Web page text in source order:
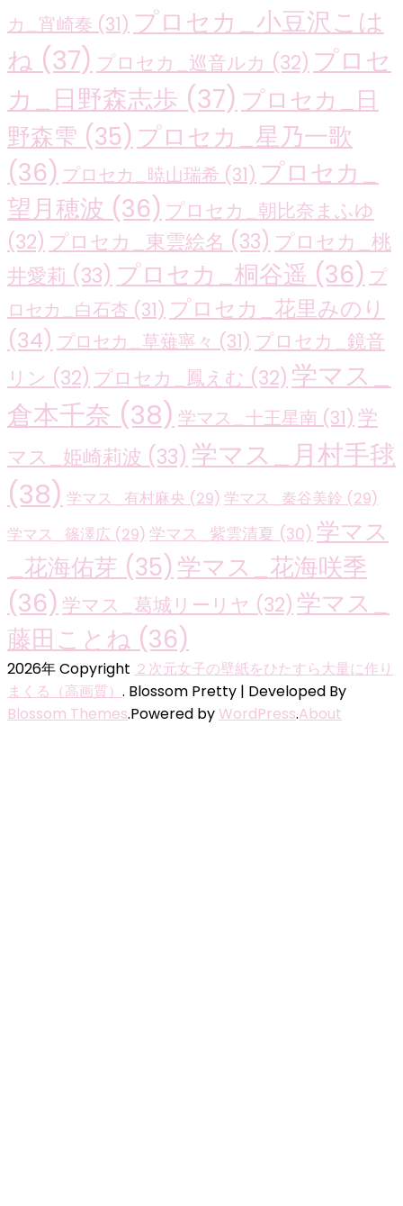
カ_宵崎奏 (31) プロセカ_小豆沢こは
ね (37) プロセカ_巡音ルカ (32) プロセ
カ_日野森志歩 (37) プロセカ_日
野森雫 (35) プロセカ_星乃一歌
(36) プロセカ_暁山瑞希 (31) プロセカ_
望月穂波 (36) プロセカ_朝比奈まふゆ
(32) プロセカ_東雲絵名 (33) プロセカ_桃
井愛莉 (33) プロセカ_桐谷遥 (36) プ
ロセカ_白石杏 (31) プロセカ_花里みのり
(34) プロセカ_草薙寧々 (31) プロセカ_鏡音
リン (32) プロセカ_鳳えむ (32) 学マス_
倉本千奈 (38) 学マス_十王星南 (31) 学
マス_姫崎莉波 (33) 学マス_月村手毬
(38) 学マス_有村麻央 (29) 学マス_秦谷美鈴 (29)
学マス_篠澤広 (29) 学マス_紫雲清夏 (30) 学マス
_花海佑芽 (35) 学マス_花海咲季
(36) 学マス_葛城リーリヤ (32) 学マス_
藤田ことね (36)
2026年 Copyright ２次元女子の壁紙をひたすら大量に作り
まくる（高画質） . Blossom Pretty | Developed By
Blossom Themes.Powered byWordPress.About